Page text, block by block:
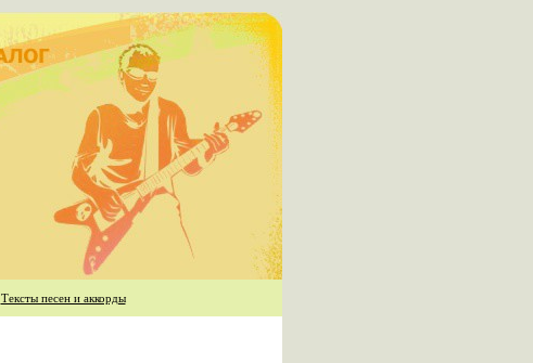
Тексты песен и аккорды